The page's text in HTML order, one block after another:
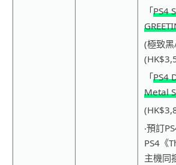
「PS4
(極致
「PS4
Metal
‧預訂
PS4《
主機同